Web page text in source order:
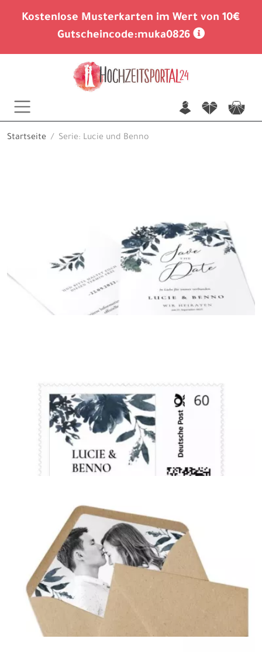
Kostenlose Musterkarten im Wert von 10€
Gutscheincode:muka0826
n f c
Startseite Serie: Lucie und Benno
Postkarte
{farbicons}
Briefmarken